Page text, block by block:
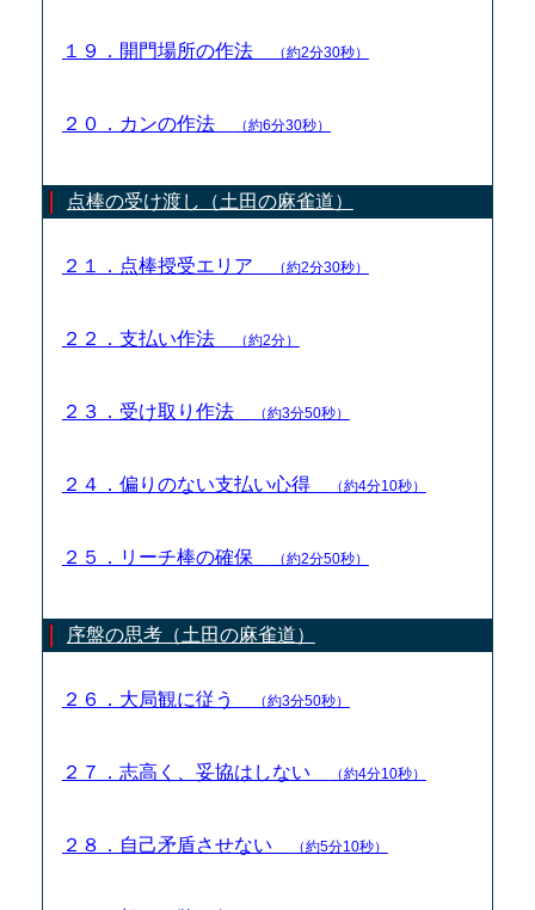
１９．開門場所の作法 （約2分30秒）
２０．カンの作法 （約6分30秒）
点棒の受け渡し（土田の麻雀道）
２１．点棒授受エリア （約2分30秒）
２２．支払い作法 （約2分）
２３．受け取り作法 （約3分50秒）
２４．偏りのない支払い心得 （約4分10秒）
２５．リーチ棒の確保 （約2分50秒）
序盤の思考（土田の麻雀道）
２６．大局観に従う （約3分50秒）
２７．志高く、妥協はしない （約4分10秒）
２８．自己矛盾させない （約5分10秒）